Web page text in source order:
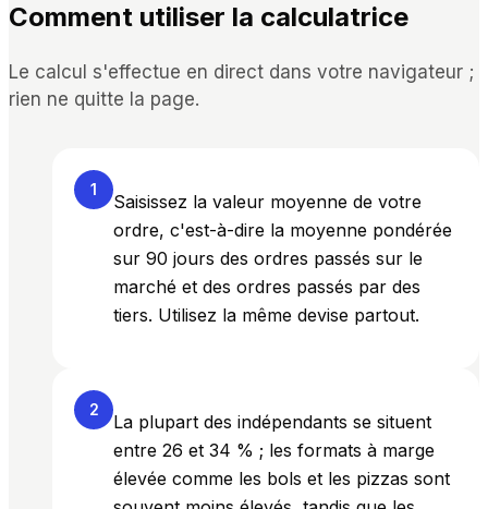
Comment utiliser la calculatrice
Le calcul s'effectue en direct dans votre navigateur ;
rien ne quitte la page.
1
Saisissez la valeur moyenne de votre
ordre, c'est-à-dire la moyenne pondérée
sur 90 jours des ordres passés sur le
marché et des ordres passés par des
tiers. Utilisez la même devise partout.
2
La plupart des indépendants se situent
entre 26 et 34 % ; les formats à marge
élevée comme les bols et les pizzas sont